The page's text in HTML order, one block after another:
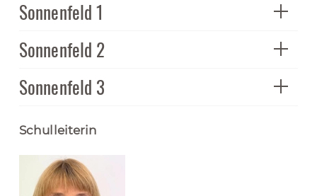
Sonnenfeld 1
Sonnenfeld 2
Sonnenfeld 3
Schulleiterin